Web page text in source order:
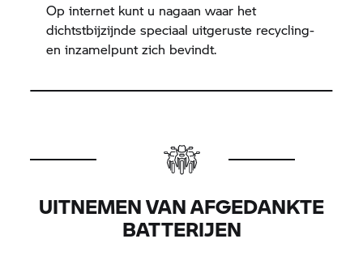
Op internet kunt u nagaan waar het
dichtstbijzijnde speciaal uitgeruste recycling-
en inzamelpunt zich bevindt.
UITNEMEN VAN AFGEDANKTE
BATTERIJEN